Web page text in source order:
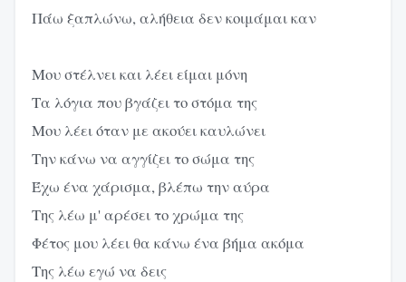
Πάω ξαπλώνω, αλήθεια δεν κοιμάμαι καν
Μου στέλνει και λέει είμαι μόνη
Τα λόγια που βγάζει το στόμα της
Μου λέει όταν με ακούει καυλώνει
Την κάνω να αγγίζει το σώμα της
Έχω ένα χάρισμα, βλέπω την αύρα
Της λέω μ' αρέσει το χρώμα της
Φέτος μου λέει θα κάνω ένα βήμα ακόμα
Της λέω εγώ να δεις